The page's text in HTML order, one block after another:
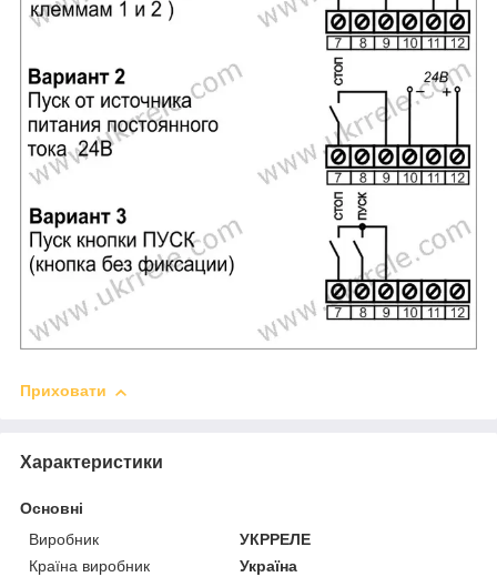
Приховати
Характеристики
Основні
Виробник
УКРРЕЛЕ
Країна виробник
Україна